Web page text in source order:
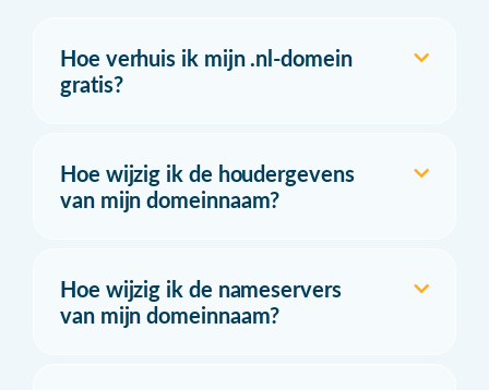
Hoe verhuis ik mijn .nl-domein
gratis?
Hoe wijzig ik de houdergevens
van mijn domeinnaam?
Hoe wijzig ik de nameservers
van mijn domeinnaam?